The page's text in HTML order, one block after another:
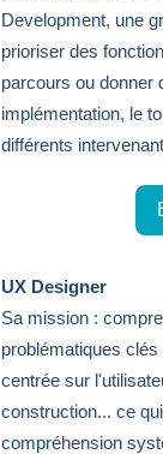
Development, une
prioriser des
parcours ou donner
implémentation, le
différents
UX Designer
Sa mission :
problématiques
centrée sur
construction... ce
compréhension